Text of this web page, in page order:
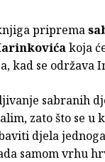
priprema
koja
kad se održava
sabranih
zato što se
djela
samom vrhu